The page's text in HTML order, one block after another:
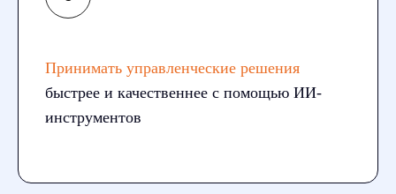
Принимать управленческие решения
быстрее и качественнее с помощью ИИ-
инструментов